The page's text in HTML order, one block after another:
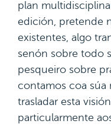
plan
edición, pretende
existentes, algo
senón sobre todo
pesqueiro sobre
contamos coa súa
trasladar esta
particularmente